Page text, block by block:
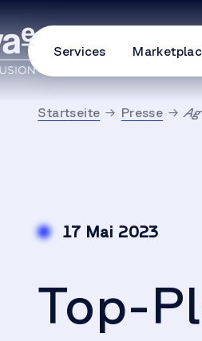
Services
Startseite Presse
17 Mai 2023
Top-